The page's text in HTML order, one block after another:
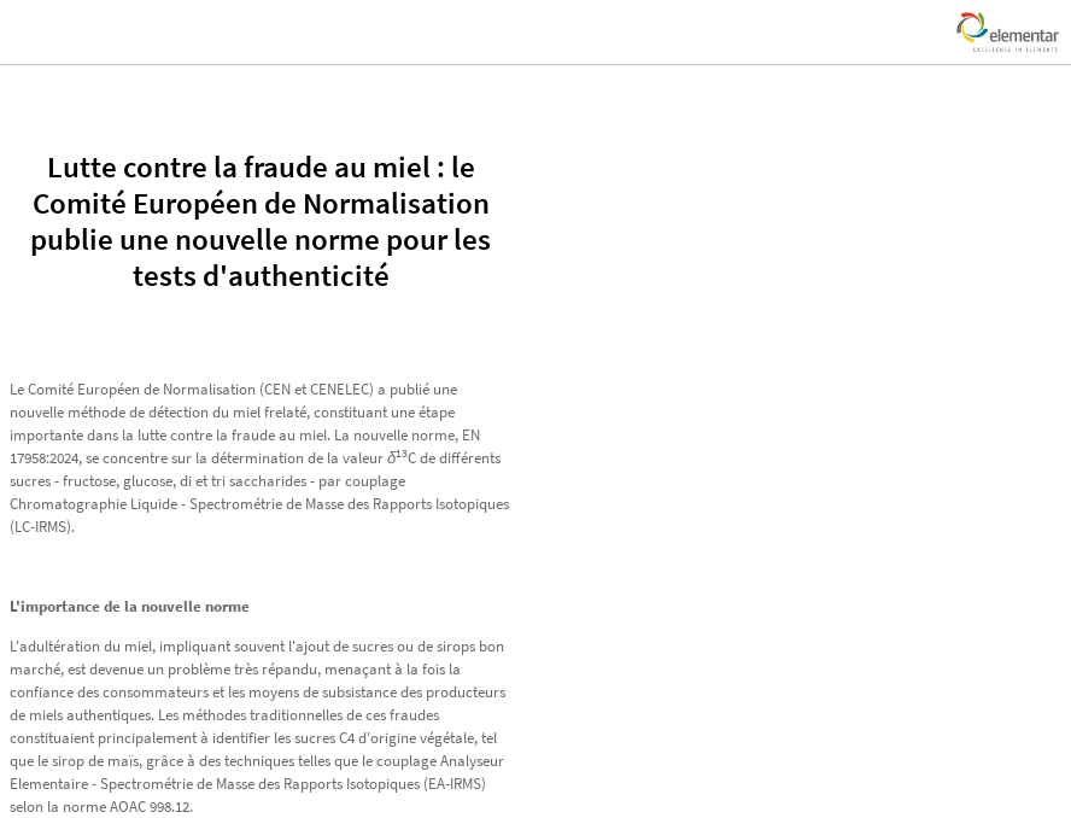
Lutte contre la fraude au miel : le
Comité Européen de Normalisation
publie une nouvelle norme pour les
tests d'authenticité
Le Comité Européen de Normalisation (CEN et CENELEC) a publié une
nouvelle méthode de détection du miel frelaté, constituant une étape
importante dans la lutte contre la fraude au miel. La nouvelle norme, EN
17958:2024, se concentre sur la détermination de la valeurδ13C de différents
sucres - fructose, glucose, di et tri saccharides - par couplage
Chromatographie Liquide - Spectrométrie de Masse des Rapports Isotopiques
(LC-IRMS).
L'importance de la nouvelle norme
L'adultération du miel, impliquant souvent l'ajout de sucres ou de sirops bon
marché, est devenue un problème très répandu, menaçant à la fois la
confiance des consommateurs et les moyens de subsistance des producteurs
de miels authentiques. Les méthodes traditionnelles de ces fraudes
constituaient principalement à identifier les sucres C4 d'origine végétale, tel
que le sirop de maïs, grâce à des techniques telles que le couplage Analyseur
Elementaire - Spectrométrie de Masse des Rapports Isotopiques (EA-IRMS)
selon la norme AOAC 998.12.